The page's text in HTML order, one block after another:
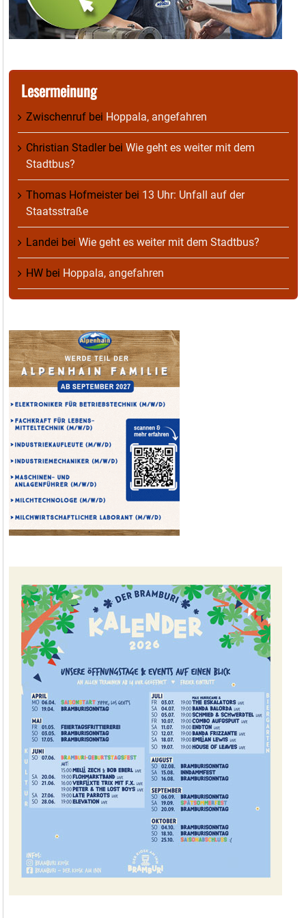
Lesermeinung
Zwischenruf bei Hoppala, angefahren
Christian Stadlerbei Wie geht es weiter mit dem
Stadtbus?
Thomas Hofmeisterbei 13 Uhr: Unfall auf der
Staatsstraße
Landei bei Wie geht es weiter mit dem Stadtbus?
HW bei Hoppala, angefahren